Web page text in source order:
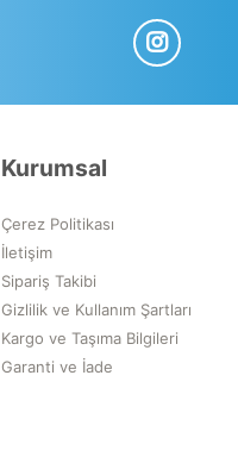
Kurumsal
Çerez Politikası
İletişim
Sipariş Takibi
Gizlilik ve Kullanım Şartları
Kargo ve Taşıma Bilgileri
Garanti ve İade